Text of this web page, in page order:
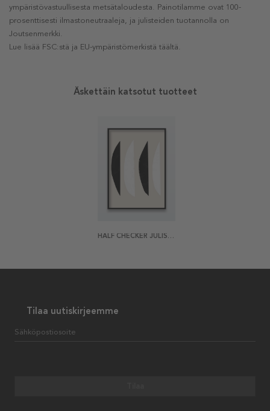
ympäristövastuullisesta metsätaloudesta. Painotilamme ovat 100-
prosenttisesti ilmastoneutraaleja, ja julisteiden tuotannolla on
Joutsenmerkki.
Lue lisää FSC:stä ja EU-ympäristömerkistä täältä.
Äskettäin katsotut tuotteet
HALF CHECKER JULISTE
Tilaa uutiskirjeemme
Sähköpostiosoite